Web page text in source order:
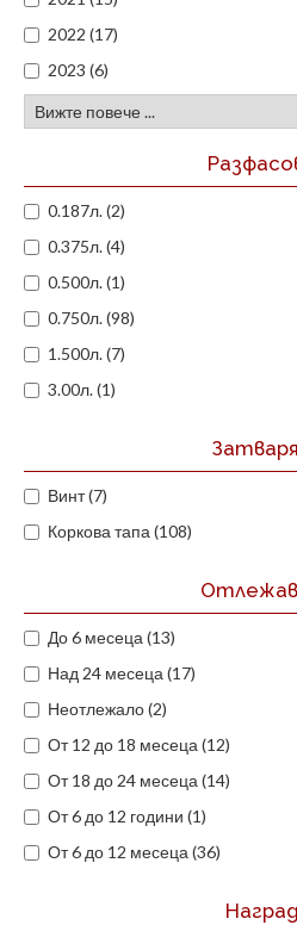
2022 (17)
2023 (6)
0.187л. (2)
0.375л. (4)
0.500л. (1)
0.750л. (98)
1.500л. (7)
3.00л. (1)
Винт (7)
Коркова тапа (108)
До 6 месеца (13)
Над 24 месеца (17)
Неотлежало (2)
От 12 до 18 месеца (12)
От 18 до 24 месеца (14)
От 6 до 12 години (1)
От 6 до 12 месеца (36)